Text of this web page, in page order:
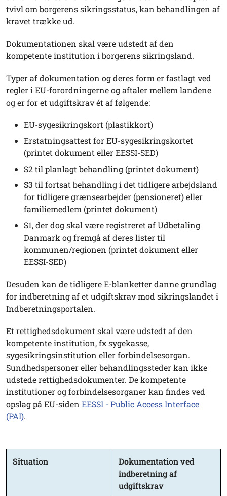
tvivl om borgerens sikringsstatus, kan behandlingen af
kravet trække ud.
Dokumentationen skal være udstedt af den
kompetente institution i borgerens sikringsland.
Typer af dokumentation og deres form er fastlagt ved
regler i EU-forordningerne og aftaler mellem landene
og er for et udgiftskrav ét af følgende:
EU-sygesikringskort (plastikkort)
Erstatningsattest for EU-sygesikringskortet
(printet dokument eller EESSI-SED)
S2 til planlagt behandling (printet dokument)
S3 til fortsat behandling i det tidligere arbejdsland
for tidligere grænsearbejder (pensioneret) eller
familiemedlem (printet dokument)
S1, der dog skal være registreret af Udbetaling
Danmark og fremgå af deres lister til
kommunen/regionen (printet dokument eller
EESSI-SED)
Desuden kan de tidligere E-blanketter danne grundlag
for indberetning af et udgiftskrav mod sikringslandet i
Indberetningsportalen.
Et rettighedsdokument skal være udstedt af den
kompetente institution, fx sygekasse,
sygesikringsinstitution eller forbindelsesorgan.
Sundhedspersoner eller behandlingssteder kan ikke
udstede rettighedsdokumenter. De kompetente
institutioner og forbindelsesorganer kan findes ved
opslag på EU-siden EESSI - Public Access Interface
(PAI).
Situation
Dokumentation ved
indberetning af
udgiftskrav